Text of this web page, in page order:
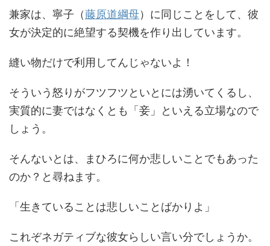
兼家は、寧子（藤原道綱母）に同じことをして、彼
女が決定的に絶望する契機を作り出しています。
縫い物だけで利用してんじゃないよ！
そういう怒りがフツフツといとには湧いてくるし、
実質的に妻ではなくとも「妾」といえる立場なので
しょう。
そんないとは、まひろに何か悲しいことでもあった
のか？と尋ねます。
「生きていることは悲しいことばかりよ」
これぞネガティブな彼女らしい言い分でしょうか。